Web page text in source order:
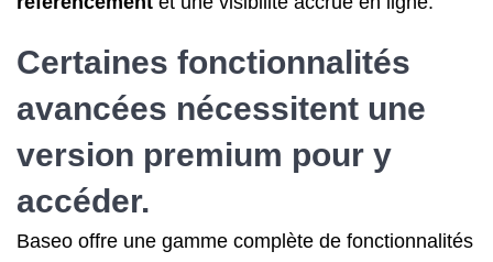
Certaines fonctionnalités
avancées nécessitent une
version premium pour y
accéder.
Baseo offre une gamme complète de fonctionnalités